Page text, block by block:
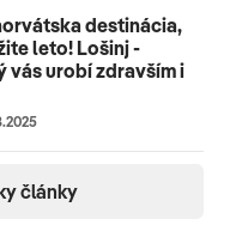
destinácia,
leto! Lošinj -
vás urobí zdravším i
články